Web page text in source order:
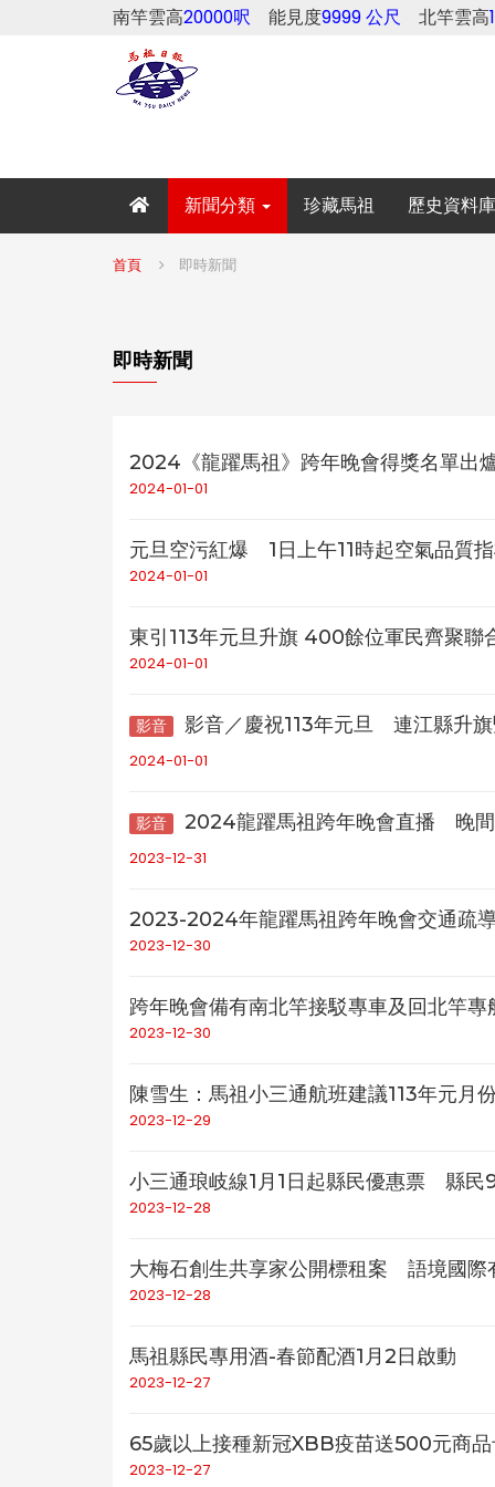
南竿雲高20000呎 能見度9999 公尺 北竿雲高
新聞分類 珍藏馬祖 歷史資料庫
首頁 即時新聞
即時新聞
2024《龍躍馬祖》跨年晚會得獎名單出
2024-01-01
元旦空污紅爆 1日上午11時起空氣品質
2024-01-01
東引113年元旦升旗 400餘位軍民齊聚聯
2024-01-01
影音 影音／慶祝113年元旦 連江縣升
2024-01-01
影音 2024龍躍馬祖跨年晚會直播 晚
2023-12-31
2023-2024年龍躍馬祖跨年晚會交通疏
2023-12-30
跨年晚會備有南北竿接駁專車及回北竿
2023-12-30
陳雪生：馬祖小三通航班建議113年元月
2023-12-29
小三通琅岐線1月1日起縣民優惠票 縣
2023-12-28
大梅石創生共享家公開標租案 語境國際
2023-12-28
馬祖縣民專用酒-春節配酒1月2日啟動
2023-12-27
65歲以上接種新冠XBB疫苗送500元商
2023-12-27